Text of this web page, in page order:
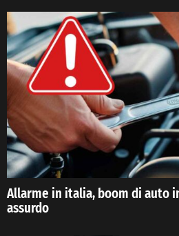
Allarme in italia, boom di auto
assurdo